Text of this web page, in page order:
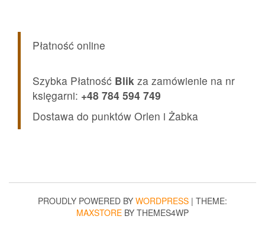
Płatność online
Szybka Płatność Blik za zamówienie na nr
księgarni: +48 784 594 749
Dostawa do punktów Orlen i Żabka
PROUDLY POWERED BY WORDPRESS | THEME:
MAXSTORE BY THEMES4WP